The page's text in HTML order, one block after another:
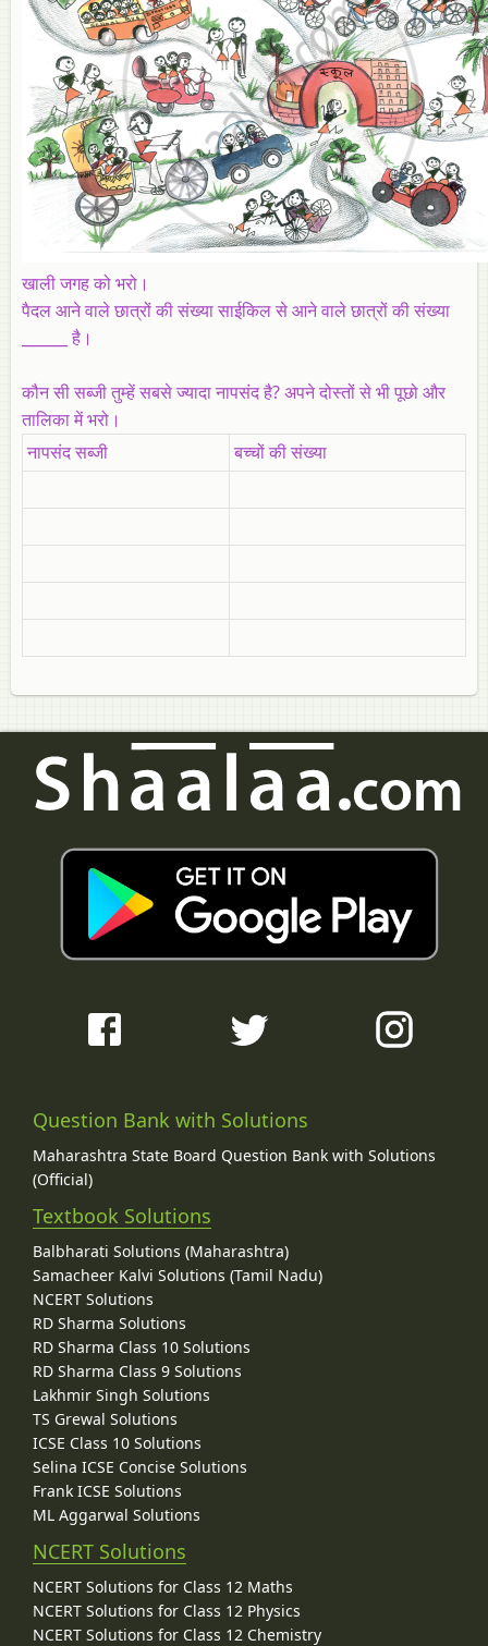
खाली जगह को भरो।
पैदल आने वाले छात्रों की संख्या साईकिल से आने वाले छात्रों की संख्या
______ है।
कौन सी सब्जी तुम्हें सबसे ज्यादा नापसंद है? अपने दोस्तों से भी पूछो और
तालिका में भरो।
नापसंद सब्जी
बच्चों की संख्या
Question Bank with Solutions
Maharashtra State Board Question Bank with Solutions
(Official)
Textbook Solutions
Balbharati Solutions (Maharashtra)
Samacheer Kalvi Solutions (Tamil Nadu)
NCERT Solutions
RD Sharma Solutions
RD Sharma Class 10 Solutions
RD Sharma Class 9 Solutions
Lakhmir Singh Solutions
TS Grewal Solutions
ICSE Class 10 Solutions
Selina ICSE Concise Solutions
Frank ICSE Solutions
ML Aggarwal Solutions
NCERT Solutions
NCERT Solutions for Class 12 Maths
NCERT Solutions for Class 12 Physics
NCERT Solutions for Class 12 Chemistry